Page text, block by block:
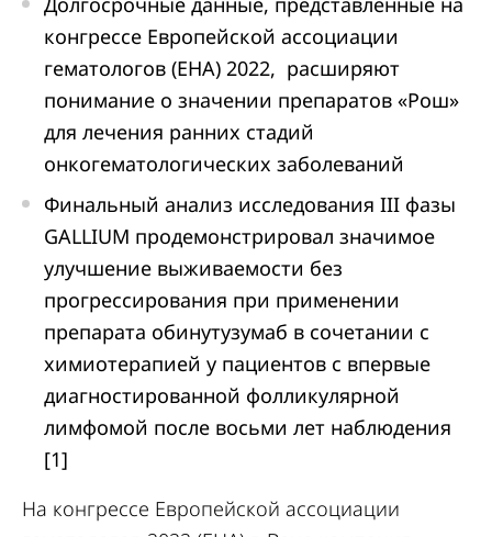
конгрессе Европейской ассоциации
гематологов (EHA) 2022, расширяют
понимание о значении препаратов «Рош»
для лечения ранних стадий
онкогематологических заболеваний
Финальный анализ исследования III фазы
GALLIUM продемонстрировал значимое
улучшение выживаемости без
прогрессирования при применении
препарата обинутузумаб в сочетании с
химиотерапией у пациентов с впервые
диагностированной фолликулярной
лимфомой после восьми лет наблюдения
[1]
На конгрессе Европейской ассоциации